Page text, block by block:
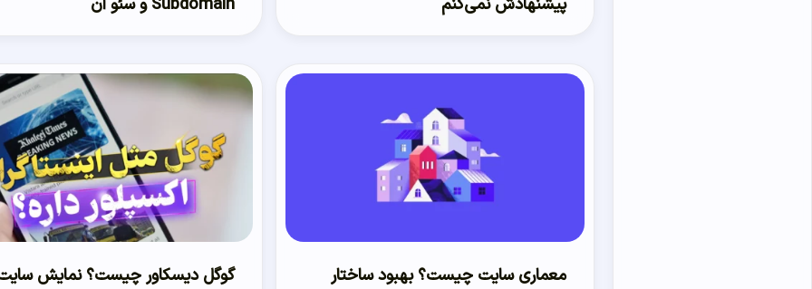
معماری سایت چیست؟ بهبود ساختار
گوگل دیسکاور چیست؟ نمایش